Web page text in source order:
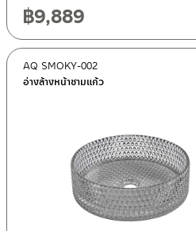
฿9,889
อ่างล้างหน้าชามแก้ว
AQ SMOKY-002